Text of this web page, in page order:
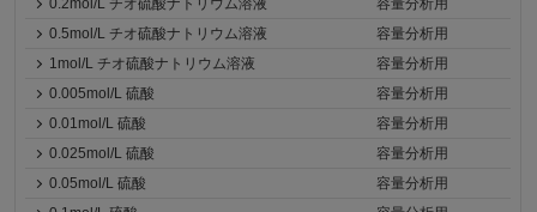
0.2mol/L チオ硫酸ナトリウム溶液
容量分析用
0.5mol/L チオ硫酸ナトリウム溶液
容量分析用
1mol/L チオ硫酸ナトリウム溶液
容量分析用
0.005mol/L 硫酸
容量分析用
0.01mol/L 硫酸
容量分析用
0.025mol/L 硫酸
容量分析用
0.05mol/L 硫酸
容量分析用